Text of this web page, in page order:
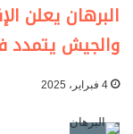
البرهان يعلن
والجيش يتمدد
4 فبراير، 2025